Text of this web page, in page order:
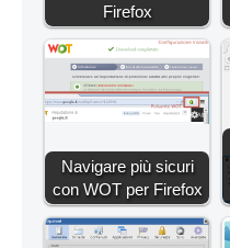
Firefox
Navigare più sicuri
con WOT per Firefox